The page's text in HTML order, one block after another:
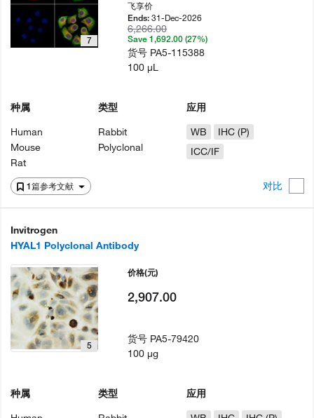
1篇参考文献 对比
7
种属
Human
Mouse
Rat
类型
Rabbit
Polyclonal
应用
WB
IHC (P)
ICC/IF
飞享价
Ends:31-Dec-2026
6,266.00
Save 1,692.00 (27%)
货号 PA5-115388
100 µL
Invitrogen
HYAL1 Polyclonal Antibody
5
种属
类型
应用
价格(元)
2,907.00
货号 PA5-79420
100 µg